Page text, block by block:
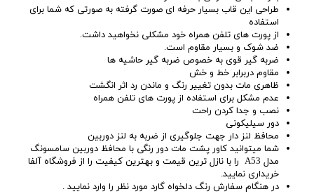
طراحی این قاب بسیار حرفه ای صورت گرفته به صورتی که شما برای
استفاده
از پورت های تلفن همراه خود مشکلی نخواهید داشت.
ضد شوک و بسیار مقاوم است.
ضربه گیر قوی به خصوص ضربه گیر حاشیه ها
مقاوم دربرابر خط و خش
ظاهری مات بدون تغییر رنگ و ماندن رد اثر انگشت
عدم مشکل برای استفاده از پورت های تلفن همراه
نصب و جدا کردن راحت
دور سیلیکونی
محافظ لنز دار جهت جلوگیری از ضربه به لنز دوربین
شما میتوانید کاور پشت مات دور رنگی با محافظ دوربین سامسونگ
مدل A53 را با نازل ترین قیمت و بهترین کیفیت را از فروشگاه آلفا
خریداری نمایید.
در هنگام سفارش رنگ دلخواه گارد مورد نظر را وارد نمایید .